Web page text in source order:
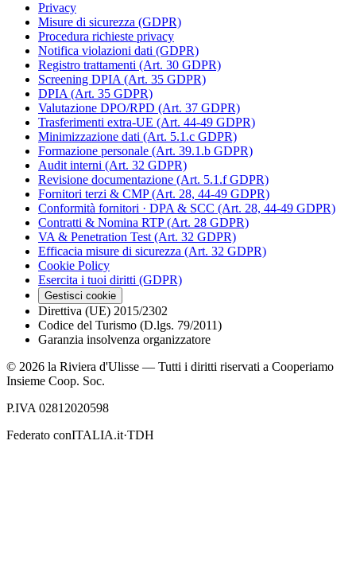
Privacy
Misure di sicurezza (GDPR)
Procedura richieste privacy
Notifica violazioni dati (GDPR)
Registro trattamenti (Art. 30 GDPR)
Screening DPIA (Art. 35 GDPR)
DPIA (Art. 35 GDPR)
Valutazione DPO/RPD (Art. 37 GDPR)
Trasferimenti extra-UE (Art. 44-49 GDPR)
Minimizzazione dati (Art. 5.1.c GDPR)
Formazione personale (Art. 39.1.b GDPR)
Audit interni (Art. 32 GDPR)
Revisione documentazione (Art. 5.1.f GDPR)
Fornitori terzi & CMP (Art. 28, 44-49 GDPR)
Conformità fornitori · DPA & SCC (Art. 28, 44-49 GDPR)
Contratti & Nomina RTP (Art. 28 GDPR)
VA & Penetration Test (Art. 32 GDPR)
Efficacia misure di sicurezza (Art. 32 GDPR)
Cookie Policy
Esercita i tuoi diritti (GDPR)
Gestisci cookie
Direttiva (UE) 2015/2302
Codice del Turismo (D.lgs. 79/2011)
Garanzia insolvenza organizzatore
© 2026 la Riviera d'Ulisse — Tutti i diritti riservati a Cooperiamo
Insieme Coop. Soc.
P.IVA 02812020598
Federato conITALIA.it·TDH